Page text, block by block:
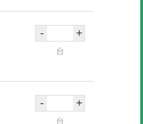
- +
台
- +
台